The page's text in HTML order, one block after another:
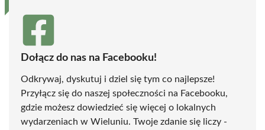
Dołącz do nas na Facebooku!
Odkrywaj, dyskutuj i dziel się tym co najlepsze!
Przyłącz się do naszej społeczności na Facebooku,
gdzie możesz dowiedzieć się więcej o lokalnych
wydarzeniach w Wieluniu. Twoje zdanie się liczy -